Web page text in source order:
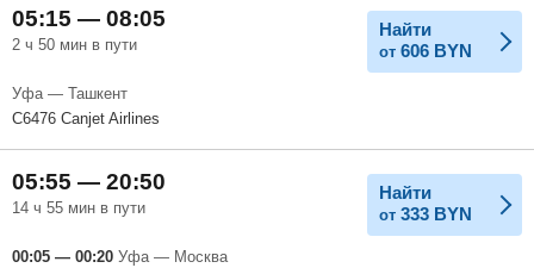
05:15 — 08:05
2 ч 50 мин в пути
Найти
от 606 BYN
Уфа — Ташкент
C6476 Canjet Airlines
05:55 — 20:50
14 ч 55 мин в пути
Найти
от 333 BYN
00:05 — 00:20 Уфа — Москва